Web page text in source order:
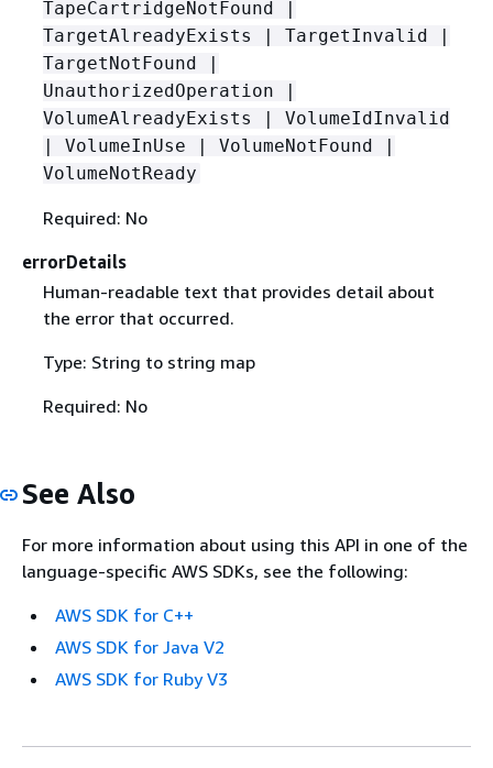
TapeCartridgeNotFound |
TargetAlreadyExists | TargetInvalid |
TargetNotFound |
UnauthorizedOperation |
VolumeAlreadyExists | VolumeIdInvalid
| VolumeInUse | VolumeNotFound |
VolumeNotReady
Required: No
errorDetails
Human-readable text that provides detail about
the error that occurred.
Type: String to string map
Required: No
See Also
For more information about using this API in one of the
language-specific AWS SDKs, see the following:
AWS SDK for C++
AWS SDK for Java V2
AWS SDK for Ruby V3